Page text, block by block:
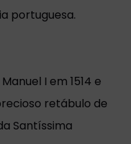
portuguesa.
I em 1514 e
retábulo de
Santíssima